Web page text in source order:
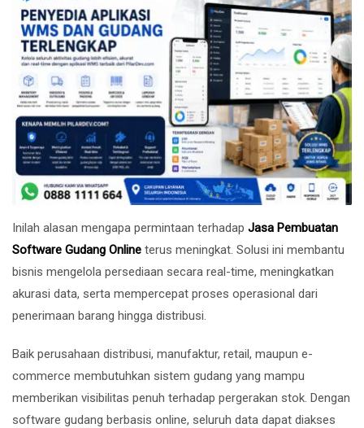
Inilah alasan mengapa permintaan terhadap Jasa Pembuatan
Software Gudang Online terus meningkat. Solusi ini membantu
bisnis mengelola persediaan secara real-time, meningkatkan
akurasi data, serta mempercepat proses operasional dari
penerimaan barang hingga distribusi.
Baik perusahaan distribusi, manufaktur, retail, maupun e-
commerce membutuhkan sistem gudang yang mampu
memberikan visibilitas penuh terhadap pergerakan stok. Dengan
software gudang berbasis online, seluruh data dapat diakses